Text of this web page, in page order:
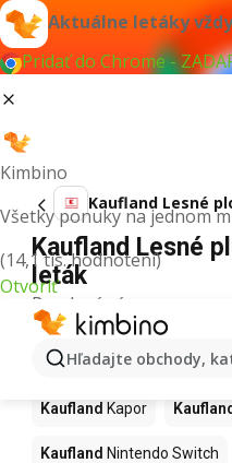
Aktuálne letáky
Pridať do Chrome -
Kimbino
Všetky ponuky na jednom
(14,1 tis. hodnotení)
Otvoriť
Hľadajte obchody,
Kaufland Lesné
Kaufland Lesné
leták
Pre daný výraz sme
Ďalšie produkty v
Kaufland
Kaufland Kapor Kaufland
Kaufland Nintendo Switch